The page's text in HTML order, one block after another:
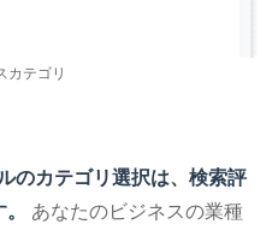
カテゴリ
のカテゴリ選択は、検索評
あなたのビジネスの業種